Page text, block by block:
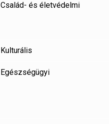
Család- és életvédelmi
Kulturális
Egészségügyi